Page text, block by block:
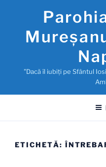
conținut
"Dacă îl iubiţi pe Sfântul
ETICHETĂ: